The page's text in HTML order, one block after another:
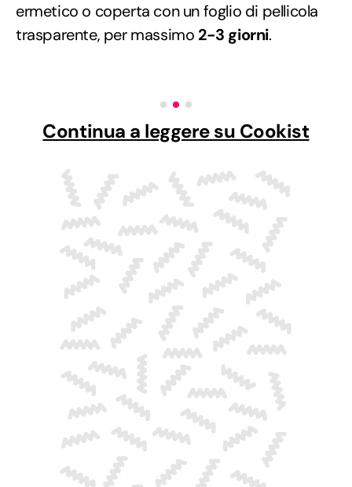
ermetico o coperta con un foglio di pellicola
trasparente, per massimo 2-3 giorni.
Continua a leggere su Cookist